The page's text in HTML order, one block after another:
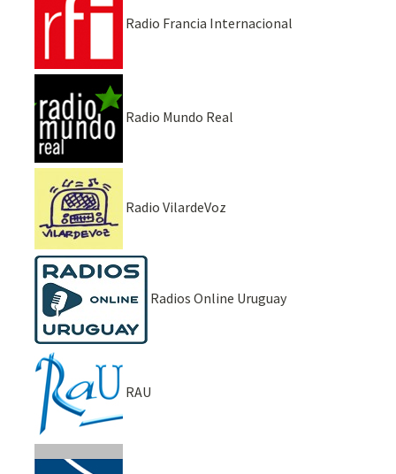
Radio Francia Internacional
Radio Mundo Real
Radio VilardeVoz
Radios Online Uruguay
RAU